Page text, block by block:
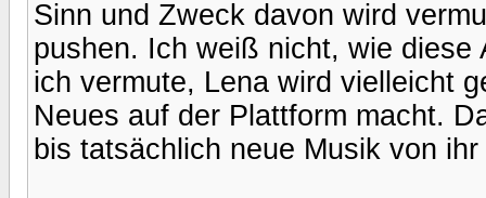
Sinn und Zweck davon wird
pushen. Ich weiß nicht, wie diese
ich vermute, Lena wird vielleicht
Neues auf der Plattform macht.
bis tatsächlich neue Musik von